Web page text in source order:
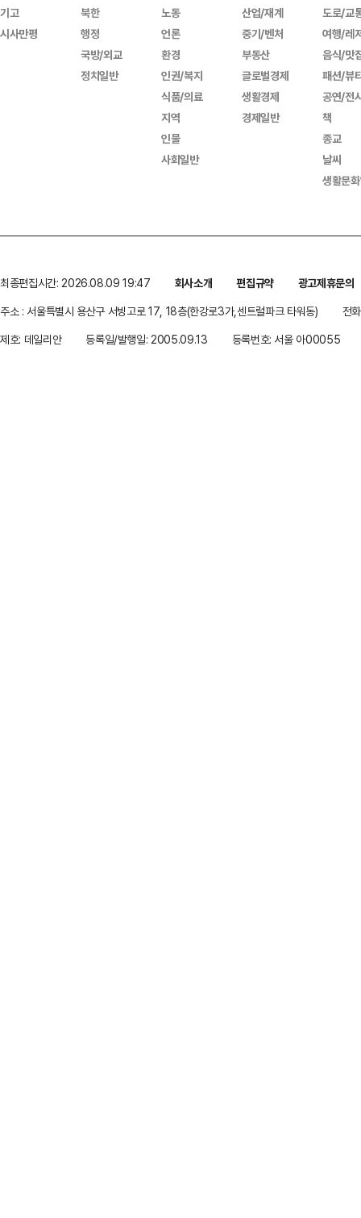
기고
시사만평
북한
행정
국방/외교
정치일반
노동
언론
환경
인권/복지
식품/의료
지역
인물
사회일반
산업/재계
중기/벤처
부동산
글로벌경제
생활경제
경제일반
도로/교
여행/레
음식/맛
패션/뷰
공연/전
책
종교
날씨
생활문
최종편집시간: 2026.08.09 19:47 회사소개 편집규약
광고제휴문의
주소 : 서울특별시 용산구 서빙고로 17, 18층(한강로3가,센트럴파크 타워동)
전
제호: 데일리안
등록일/발행일: 2005.09.13 등록번호: 서울 아00055